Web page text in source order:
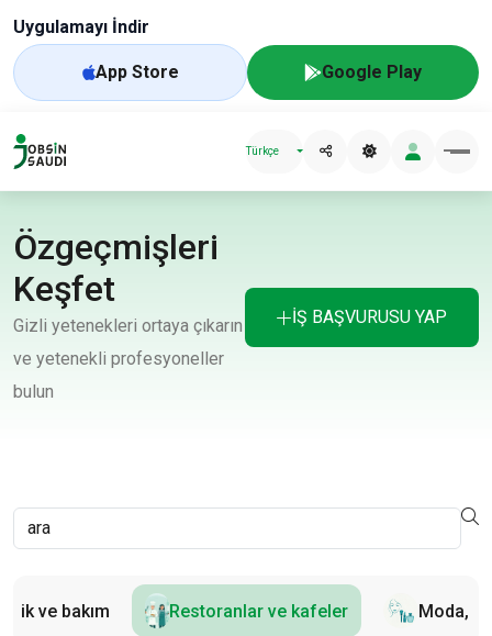
Uygulamayı İndir
App Store Google Play
Türkçe
Özgeçmişleri
Keşfet
Gizli yetenekleri ortaya çıkarın
ve yetenekli profesyoneller
bulun
İŞ BAŞVURUSU YAP
ve bakım Restoranlar ve kafeler Moda,